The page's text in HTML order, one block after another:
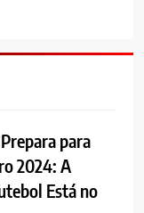
para
2024: A
Está no